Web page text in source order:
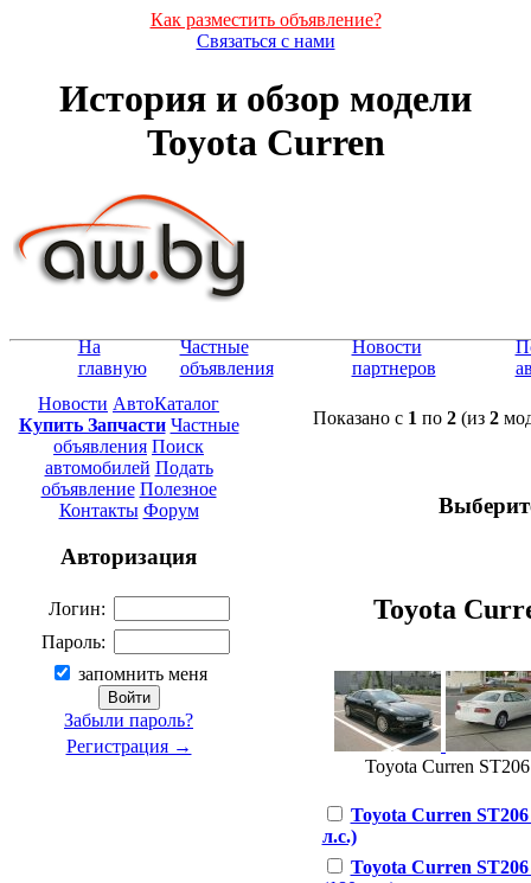
Как разместить объявление?
Связаться с нами
История и обзор модели
Toyota Curren
На
главную
Частные
объявления
Новости
партнеров
Новости АвтоКаталог
Купить Запчасти Частные
объявления Поиск
автомобилей Подать
объявление Полезное
Контакты Форум
Авторизация
Логин:
Пароль:
запомнить меня
Забыли пароль?
Регистрация →
Показано с 1 по 2(из 2
Toyota
Toyota Curren
Toyota Curren
л.с.)
Toyota Curren